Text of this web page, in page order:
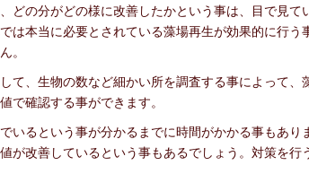
どの分がどの様に改善したかという事は、目で見て
は本当に必要とされている藻場再生が効果的に行う
。
て、生物の数など細かい所を調査する事によって、
で確認する事ができます。
いるという事が分かるまでに時間がかかる事もあり
が改善しているという事もあるでしょう。対策を行